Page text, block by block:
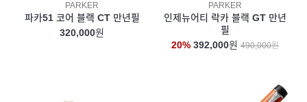
PARKER
파카51 코어 블랙 CT 만년필
320,000원
PARKER
인제뉴어티 락카 블랙 GT 만년
필
20% 392,000원 490,000원